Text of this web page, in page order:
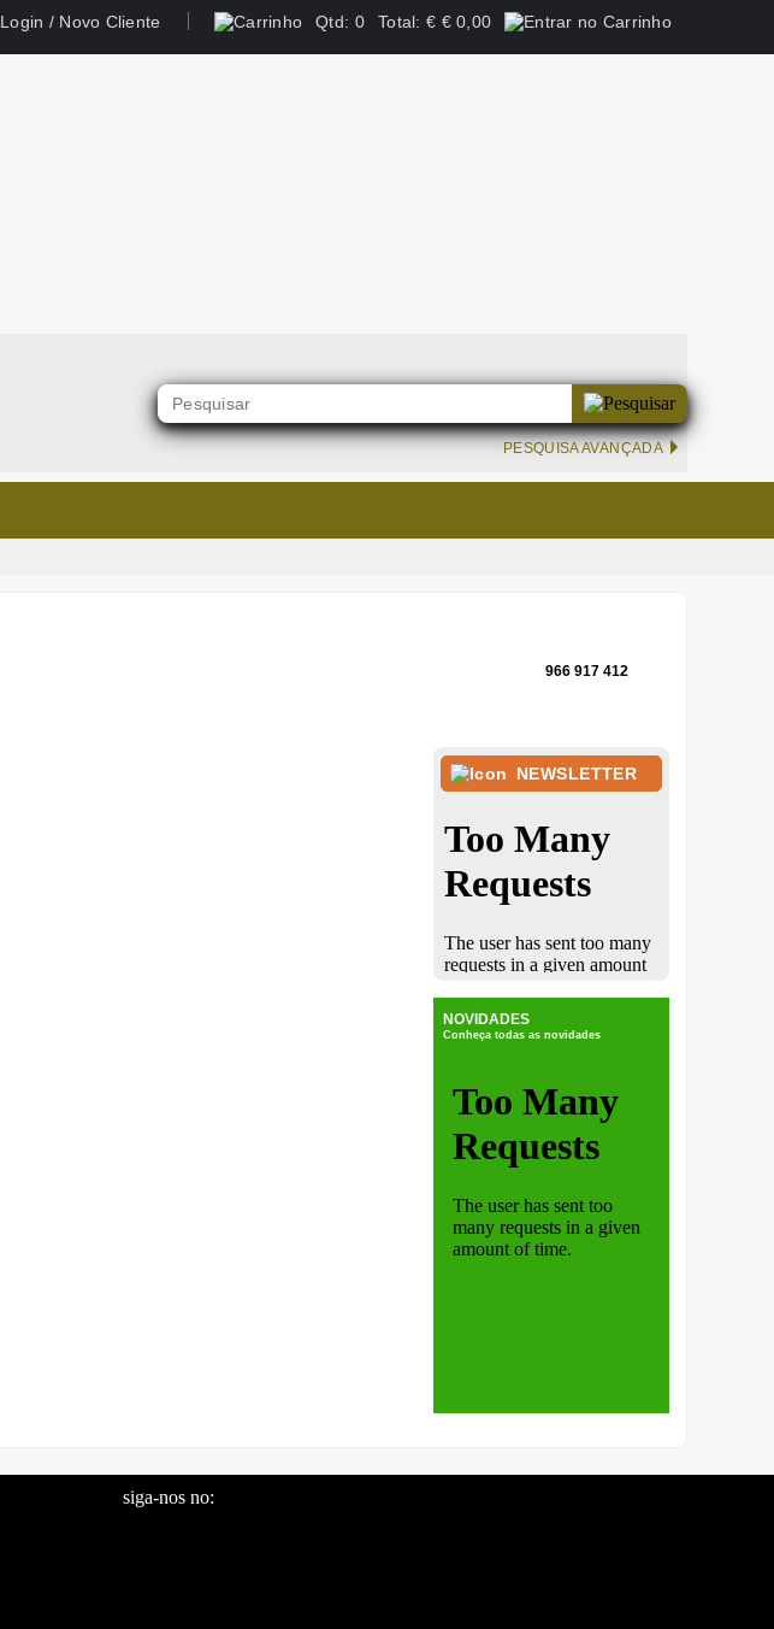
Login / Novo Cliente Qtd: 0 Total: € € 0,00
PESQUISA AVANÇADA
966 917 412
NEWSLETTER
NOVIDADES
Conheça todas as novidades
siga-nos no: